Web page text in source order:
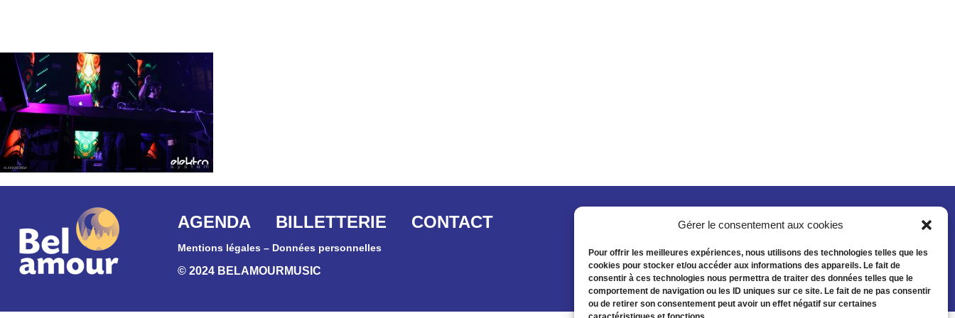
Gérer le consentement aux cookies
Pour offrir les meilleures expériences, nous utilisons des technologies telles que les
cookies pour stocker et/ou accéder aux informations des appareils. Le fait de
consentir à ces technologies nous permettra de traiter des données telles que le
comportement de navigation ou les ID uniques sur ce site. Le fait de ne pas consentir
ou de retirer son consentement peut avoir un effet négatif sur certaines
AGENDA BILLETTERIE CONTACT
Mentions légales – Données personnelles
© 2024 BELAMOURMUSIC